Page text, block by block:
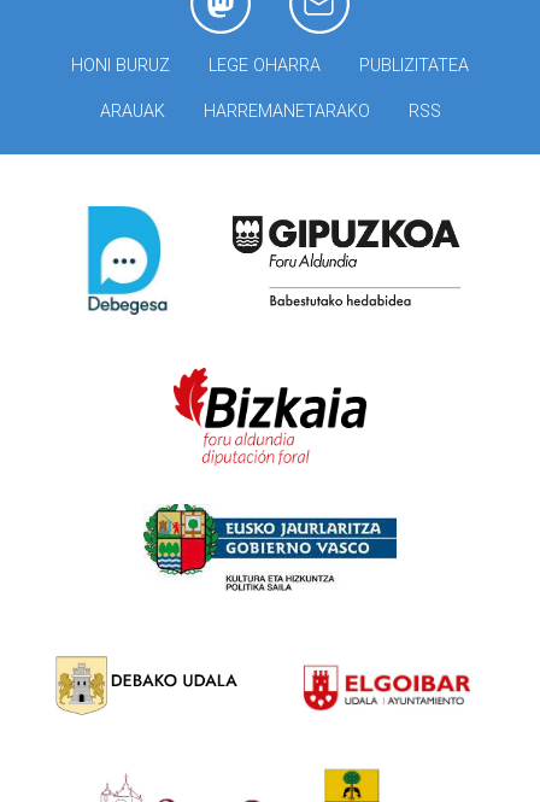
HONI BURUZ LEGE OHARRA PUBLIZITATEA
ARAUAK HARREMANETARAKO RSS